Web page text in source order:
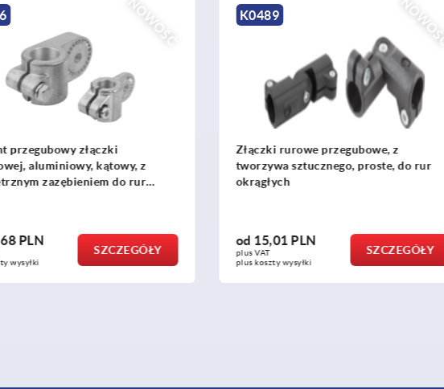
NOWOŚĆ
rurowe przegubowe, z
sztucznego, proste, do rur
PLN
wysyłki
SZCZEGÓŁY
NOWOŚĆ
K2579
Złączki zaciskowe aluminiowe, z
zazębieniem wewnętrznym
od71,57 PLN
plus VAT
plus koszty wysyłki
SZCZEGÓŁY